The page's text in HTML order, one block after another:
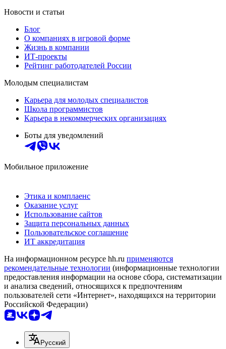
Новости и статьи
Блог
О компаниях в игровой форме
Жизнь в компании
ИТ-проекты
Рейтинг работодателей России
Молодым специалистам
Карьера для молодых специалистов
Школа программистов
Карьера в некоммерческих организациях
Боты для уведомлений
Мобильное приложение
Этика и комплаенс
Оказание услуг
Использование сайтов
Защита персональных данных
Пользовательское соглашение
ИТ аккредитация
На информационном ресурсе hh.ru применяются
рекомендательные технологии (информационные технологии
предоставления информации на основе сбора, систематизации
и анализа сведений, относящихся к предпочтениям
пользователей сети «Интернет», находящихся на территории
Российской Федерации)
Русский